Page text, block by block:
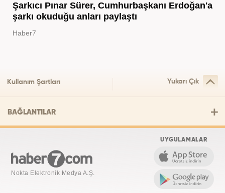
Şarkıcı Pınar Sürer, Cumhurbaşkanı Erdoğan'a
şarkı okuduğu anları paylaştı
Haber7
Kullanım Şartları Yukarı Çık
BAĞLANTILAR
Nokta Elektronik Medya A.Ş.
UYGULAMALAR